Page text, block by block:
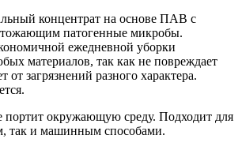
концентрат на основе ПАВ с
патогенные микробы.
ежедневной уборки
материалов, так как не повреждает
от загрязнений разного характера.
портит окружающую среду. Подходит для
так и машинным способами.